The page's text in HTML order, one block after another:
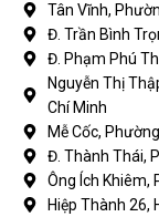
Tân Vĩnh,
Đ. Trần Bình
Đ. Phạm Phú
Nguyễn Thị
Chí Minh
Mễ Cốc,
Đ. Thành Thái,
Ông Ích Khiêm,
Hiệp Thành 26,